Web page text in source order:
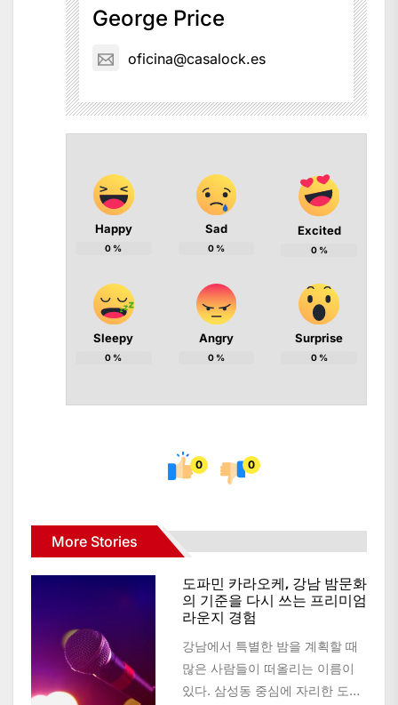
George Price
oficina@casalock.es
Happy
0 %
Sad
0%
Excited
0%
Sleepy
0 %
Angry
0%
Surprise
0%
0 0
More Stories
도파민 카라오케, 강남 밤문화
의 기준을 다시 쓰는 프리미엄
라운지 경험
강남에서 특별한 밤을 계획할 때
많은 사람들이 떠올리는 이름이
있다. 삼성동 중심에 자리한 도파